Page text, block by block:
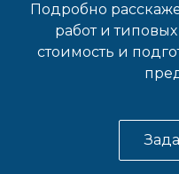
Подробно
работ и
стоимость и